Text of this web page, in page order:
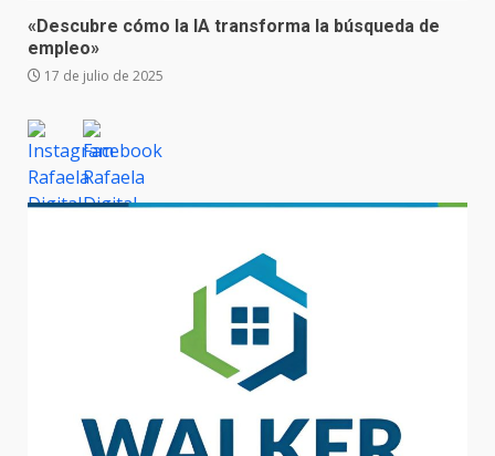
«Descubre cómo la IA transforma la búsqueda de
empleo»
17 de julio de 2025